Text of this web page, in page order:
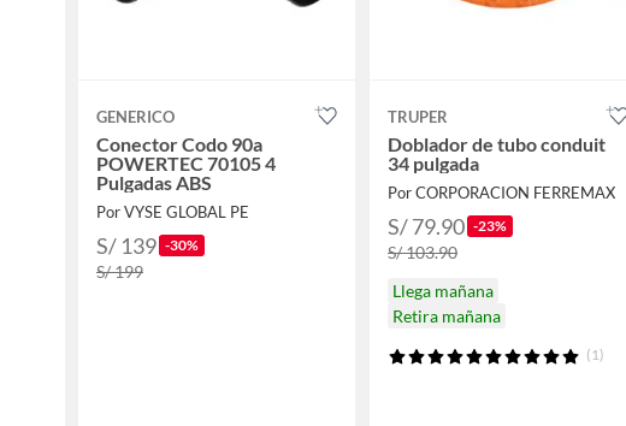
GENERICO
Conector Codo 90a
POWERTEC 70105 4
Pulgadas ABS
Por VYSE GLOBAL PE
S/ 139 -30%
S/ 199
TRUPER
Doblador de tubo conduit
34 pulgada
Por CORPORACION FERREMAX
S/ 79.90 -23%
S/ 103.90
Llega mañana
Retira mañana
(1)